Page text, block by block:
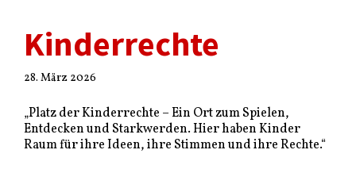
Kinderrechte
28. März 2026
„Platz der Kinderrechte – Ein Ort zum Spielen,
Entdecken und Starkwerden. Hier haben Kinder
Raum für ihre Ideen, ihre Stimmen und ihre Rechte.“